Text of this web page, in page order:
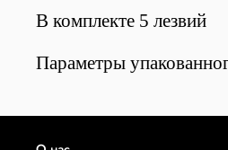
В комплекте 5 лезвий
Параметры